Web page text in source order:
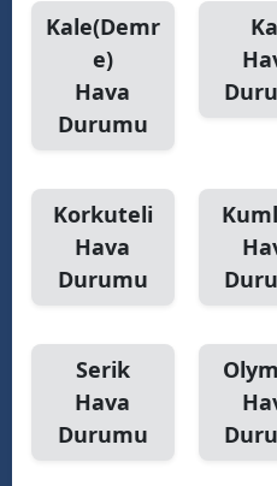
Kale(Demr
e)
Hava
Durumu
Korkuteli
Hava
Durumu
Serik
Hava
Durumu